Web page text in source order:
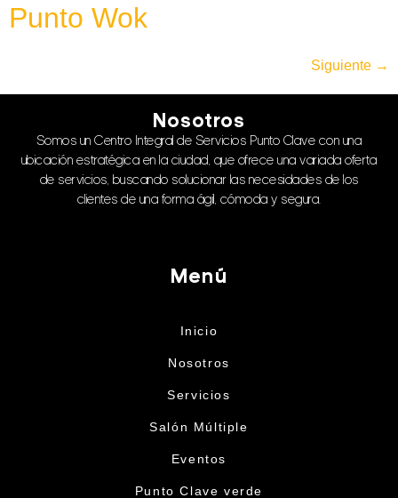
Punto Wok
Siguiente →
Nosotros
Somos un Centro Integral de Servicios Punto Clave con una
ubicación estratégica en la ciudad, que ofrece una variada oferta
de servicios, buscando solucionar las necesidades de los
clientes de una forma ágil, cómoda y segura.
Menú
Inicio
Nosotros
Servicios
Salón Múltiple
Eventos
Punto Clave verde